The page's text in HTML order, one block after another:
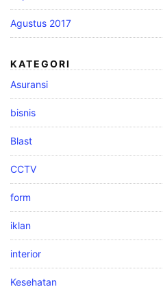
Agustus 2017
KATEGORI
Asuransi
bisnis
Blast
CCTV
form
iklan
interior
Kesehatan